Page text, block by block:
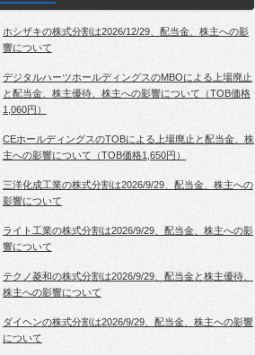
ホシザキの株式分割は2026/12/29、配当金、株主への影
響について
デジタルハーツホールディングスのMBOによる上場廃止
と配当金、株主優待、株主への影響について（TOB価格
1,060円）
CEホールディングスのTOBによる上場廃止と配当金、株
主への影響について（TOB価格1,650円）
三洋化成工業の株式分割は2026/9/29、配当金、株主への
影響について
ライト工業の株式分割は2026/9/29、配当金、株主への影
響について
テクノ菱和の株式分割は2026/9/29、配当金と株主優待、
株主への影響について
ダイヘンの株式分割は2026/9/29、配当金、株主への影響
について